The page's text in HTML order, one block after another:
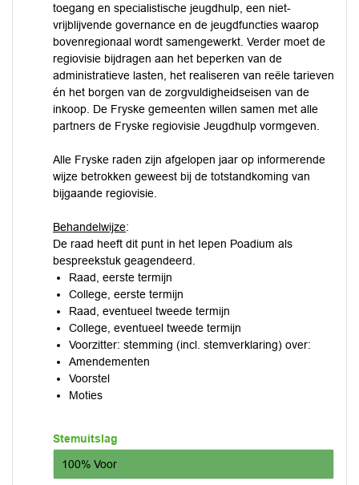
toegang en specialistische jeugdhulp, een niet-
vrijblijvende governance en de jeugdfuncties waarop
bovenregionaal wordt samengewerkt. Verder moet de
regiovisie bijdragen aan het beperken van de
administratieve lasten, het realiseren van reële tarieven
én het borgen van de zorgvuldigheidseisen van de
inkoop. De Fryske gemeenten willen samen met alle
partners de Fryske regiovisie Jeugdhulp vormgeven.
Alle Fryske raden zijn afgelopen jaar op informerende
wijze betrokken geweest bij de totstandkoming van
bijgaande regiovisie.
Behandelwijze:
De raad heeft dit punt in het Iepen Poadium als
bespreekstuk geagendeerd.
Raad, eerste termijn
College, eerste termijn
Raad, eventueel tweede termijn
College, eventueel tweede termijn
Voorzitter: stemming (incl. stemverklaring) over:
Amendementen
Voorstel
Moties
Stemuitslag
100% Voor